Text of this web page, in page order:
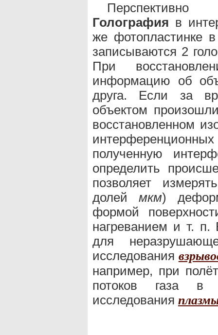
Голография в
же фотопластинке
записываются 2
При
информацию об
друга. Если за
объектом
восстановленном
полученную
определить
позволяет
долей мкм)
формой
нагреванием и т. п.
для
исследования
например, при
потоков газа в
исследования